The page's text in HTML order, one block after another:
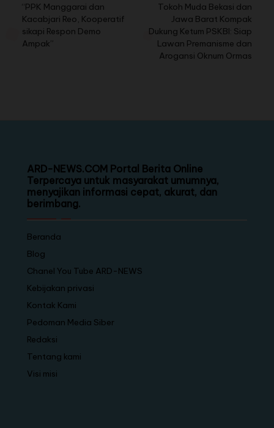
“PPK Manggarai dan
Kacabjari Reo, Kooperatif
sikapi Respon Demo
Ampak”
Tokoh Muda Bekasi dan
Jawa Barat Kompak
Dukung Ketum PSKBI: Siap
Lawan Premanisme dan
Arogansi Oknum Ormas
ARD-NEWS.COM Portal Berita Online
Terpercaya untuk masyarakat umumnya,
menyajikan informasi cepat, akurat, dan
berimbang.
Beranda
Blog
Chanel You Tube ARD-NEWS
Kebijakan privasi
Kontak Kami
Pedoman Media Siber
Redaksi
Tentang kami
Visi misi